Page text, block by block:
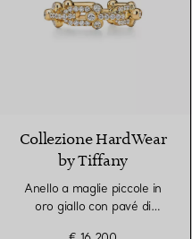
Collezione HardWear
by Tiffany
Anello a maglie piccole in
oro giallo con pavé di